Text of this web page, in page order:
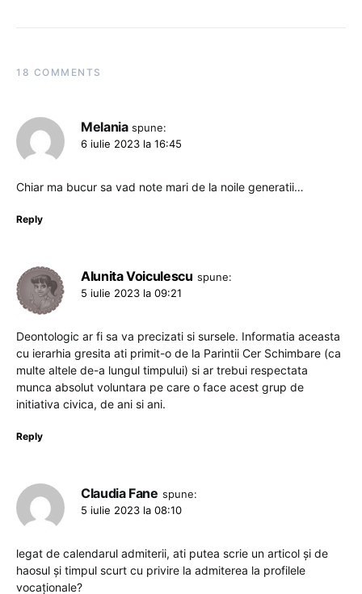
18 COMMENTS
Melania spune:
6 iulie 2023 la 16:45
Chiar ma bucur sa vad note mari de la noile generatii…
Reply
Alunita Voiculescu spune:
5 iulie 2023 la 09:21
Deontologic ar fi sa va precizati si sursele. Informatia aceasta
cu ierarhia gresita ati primit-o de la Parintii Cer Schimbare (ca
multe altele de-a lungul timpului) si ar trebui respectata
munca absolut voluntara pe care o face acest grup de
initiativa civica, de ani si ani.
Reply
Claudia Fane spune:
5 iulie 2023 la 08:10
legat de calendarul admiterii, ati putea scrie un articol și de
haosul și timpul scurt cu privire la admiterea la profilele
vocaționale?